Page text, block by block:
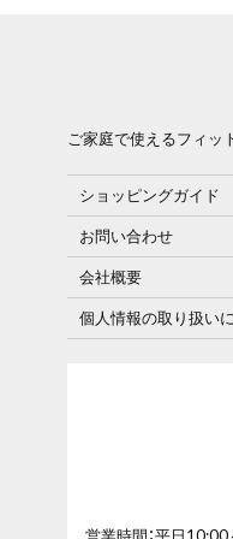
ご家庭で使えるフィッ
ショッピングガイド
お問い合わせ
会社概要
個人情報の取り扱い
営業時間：平日